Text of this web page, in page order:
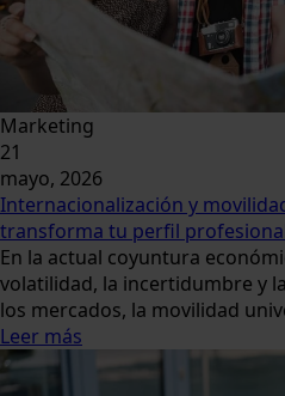
Marketing
21
mayo, 2026
Internacionalización y
transforma tu perfil
En la actual coyuntura
volatilidad, la incertidumbre y
los mercados, la movilidad
Leer más